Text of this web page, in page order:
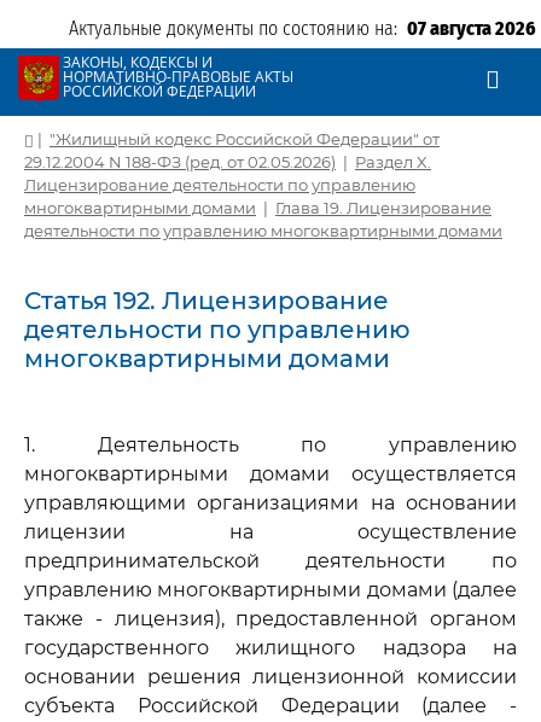
Актуальные документы по состоянию на: 07 августа 2026
ЗАКОНЫ, КОДЕКСЫ И
НОРМАТИВНО-ПРАВОВЫЕ АКТЫ
РОССИЙСКОЙ ФЕДЕРАЦИИ
| "Жилищный кодекс Российской Федерации" от
29.12.2004 N 188-ФЗ (ред. от 02.05.2026) | Раздел X.
Лицензирование деятельности по управлению
многоквартирными домами | Глава 19. Лицензирование
деятельности по управлению многоквартирными домами
Статья 192. Лицензирование
деятельности по управлению
многоквартирными домами
1. Деятельность по управлению
многоквартирными домами осуществляется
управляющими организациями на основании
лицензии на осуществление
предпринимательской деятельности по
управлению многоквартирными домами (далее
также - лицензия), предоставленной органом
государственного жилищного надзора на
основании решения лицензионной комиссии
субъекта Российской Федерации (далее -